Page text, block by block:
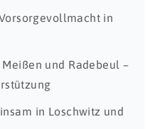
in
und Radebeul –
in Loschwitz und